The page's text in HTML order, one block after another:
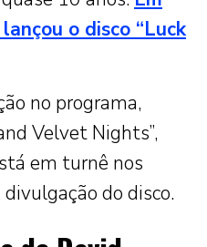
o disco “Luck
no programa,
Velvet Nights”,
em turnê nos
do disco.